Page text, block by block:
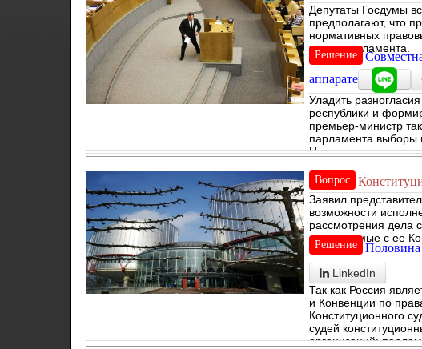
Депутаты Госдумы
предполагают, что
нормативных
палат парламента.
Решение
аппарате
Уладить
республики и
премьер-министр
парламента выборы
Центральное
Вопрос
Заявил
возможности
рассмотрения дела
совместимые с ее
Решение Половина
LinkedIn
Так как Россия
и Конвенции по
Конституционного
судей
организаций;